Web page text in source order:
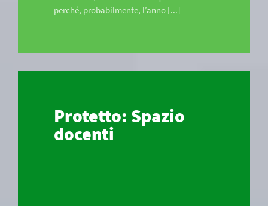
perché, probabilmente, l’anno [...]
Protetto: Spazio
docenti